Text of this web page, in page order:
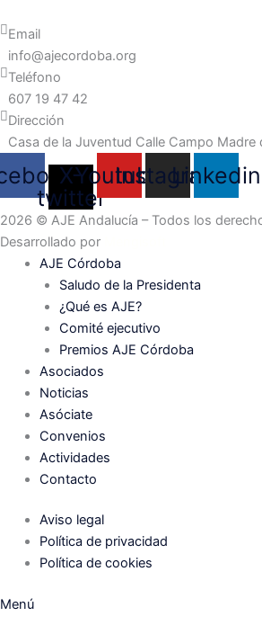
Email
info@ajecordoba.org
Teléfono
607 19 47 42
Dirección
Casa de la Juventud Calle Campo
X-
twitter
Youtube
Instagram
Linkedin
2026 © AJE Andalucía – Todos los
Desarrollado por
AJE Córdoba
Saludo de la Presidenta
¿Qué es AJE?
Comité ejecutivo
Premios AJE Córdoba
Asociados
Noticias
Asóciate
Convenios
Actividades
Contacto
Aviso legal
Política de privacidad
Política de cookies
Menú